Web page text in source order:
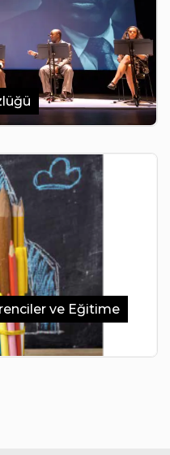
ve Eğitime